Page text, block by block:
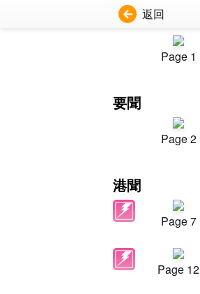
返回
Page 1
要聞
Page 2
港聞
Page 7
Page 12